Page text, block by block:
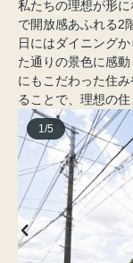
私たちの理想が形
で開放感あふれる2
日にはダイニング
た通りの景色に感
にもこだわった住
ることで、理想の
1/5